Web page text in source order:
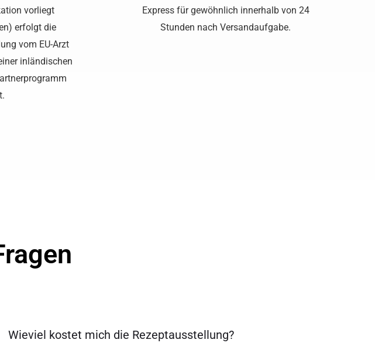
vorliegt
erfolgt die
vom EU-Arzt
inländischen
Express für gewöhnlich innerhalb von 24
Stunden nach Versandaufgabe.
Wieviel kostet mich die Rezeptausstellung?